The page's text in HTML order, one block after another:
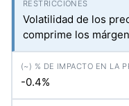
Volatilidad de los
comprime los
-0.4%